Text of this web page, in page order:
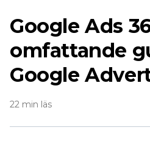
Google Ads
omfattande
Google
22 min läs